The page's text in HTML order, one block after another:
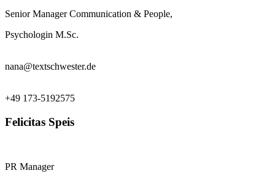
Senior Manager Communication & People,
Psychologin M.Sc.
nana@textschwester.de
+49 173-5192575
Felicitas Speis
PR Manager